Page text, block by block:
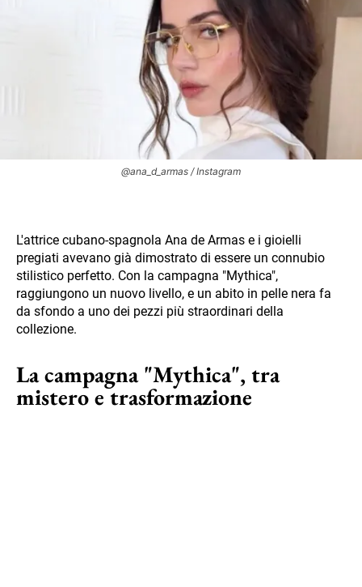
@ana_d_armas / Instagram
L'attrice cubano-spagnola Ana de Armas e i gioielli
pregiati avevano già dimostrato di essere un connubio
stilistico perfetto. Con la campagna "Mythica",
raggiungono un nuovo livello, e un abito in pelle nera fa
da sfondo a uno dei pezzi più straordinari della
collezione.
La campagna "Mythica", tra
mistero e trasformazione